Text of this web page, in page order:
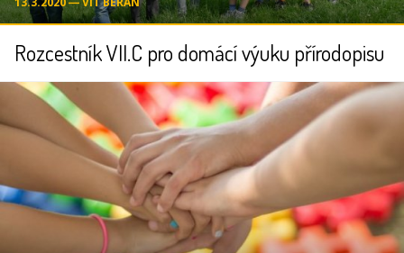
Rozcestník VII.C pro domácí výuku přírodopisu